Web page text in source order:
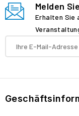
Melden
Erhalten Sie